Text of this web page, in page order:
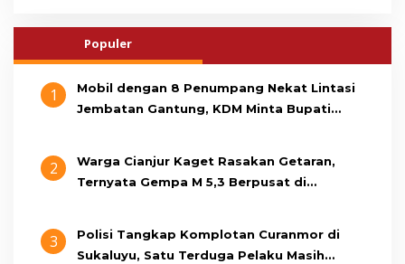
Populer
1
Mobil dengan 8 Penumpang Nekat Lintasi
Jembatan Gantung, KDM Minta Bupati
2
Warga Cianjur Kaget Rasakan Getaran,
Ternyata Gempa M 5,3 Berpusat di
3
Polisi Tangkap Komplotan Curanmor di
Sukaluyu, Satu Terduga Pelaku Masih